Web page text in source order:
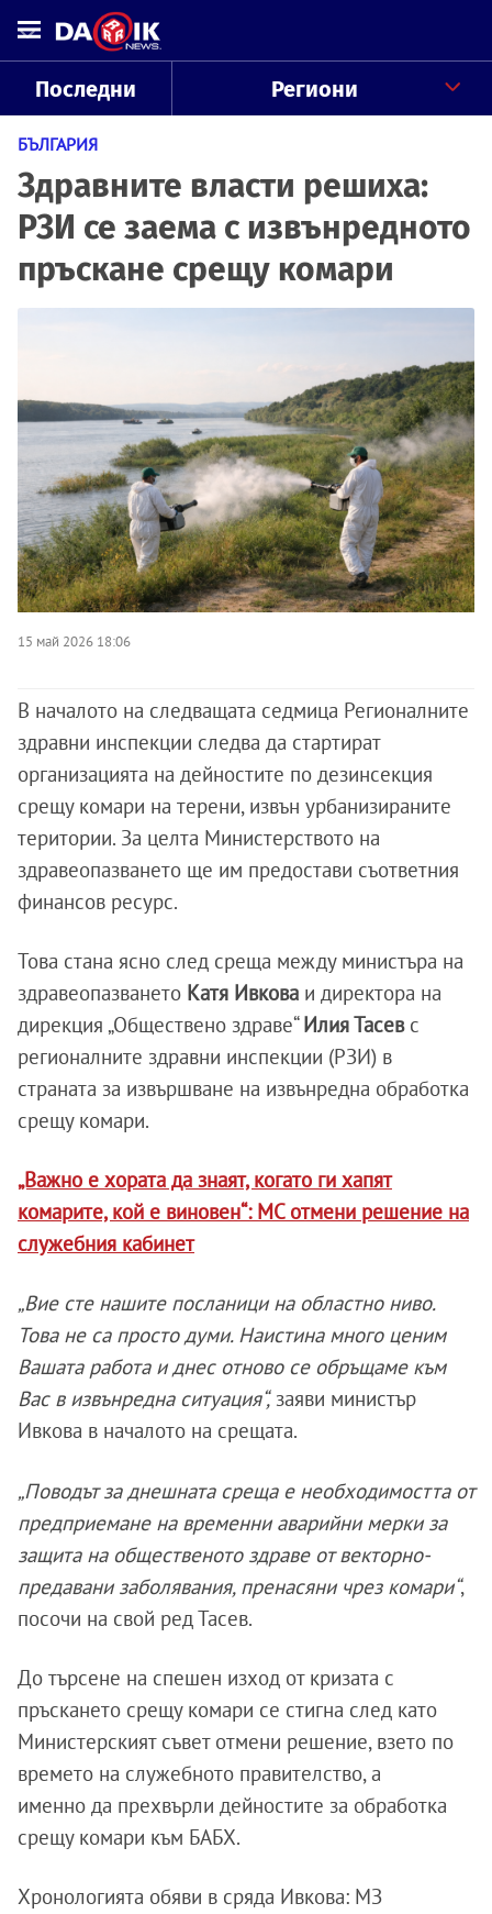
Последни Региони
БЪЛГАРИЯ
Здравните власти решиха:
РЗИ се заема с извънредното
пръскане срещу комари
15 май 2026 18:06
В началото на следващата седмица Регионалните
здравни инспекции следва да стартират
организацията на дейностите по дезинсекция
срещу комари на терени, извън урбанизираните
територии. За целта Министерството на
здравеопазването ще им предостави съответния
финансов ресурс.
Това стана ясно след среща между министъра на
здравеопазването Катя Ивкова и директора на
дирекция „Обществено здраве“Илия Тасев с
регионалните здравни инспекции (РЗИ) в
страната за извършване на извънредна обработка
срещу комари.
„Важно е хората да знаят, когато ги хапят
комарите, кой е виновен“: МС отмени решение на
служебния кабинет
„Вие сте нашите посланици на областно ниво.
Това не са просто думи. Наистина много ценим
Вашата работа и днес отново се обръщаме към
Вас в извънредна ситуация“,заяви министър
Ивкова в началото на срещата.
„Поводът за днешната среща е необходимостта от
предприемане на временни аварийни мерки за
защита на общественото здраве от векторно-
предавани заболявания, пренасяни чрез комари“,
посочи на свой ред Тасев.
До търсене на спешен изход от кризата с
пръскането срещу комари се стигна след като
Министерският съвет отмени решение, взето по
времето на служебното правителство, а
именно да прехвърли дейностите за обработка
срещу комари към БАБХ.
Хронологията обяви в сряда Ивкова: МЗ